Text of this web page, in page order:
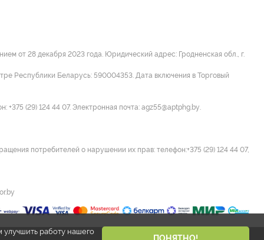
от 28 декабря 2023 года. Юридический адрес: Гродненская обл., г.
Республики Беларусь: 590004353. Дата включения в Торговый
(29) 124 44 07. Электронная почта: agz55@aptphg.by.
потребителей о нарушении их прав: телефон:+375 (29) 124 44 07,
работу нашего